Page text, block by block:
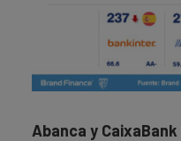
Abanca y CaixaBank